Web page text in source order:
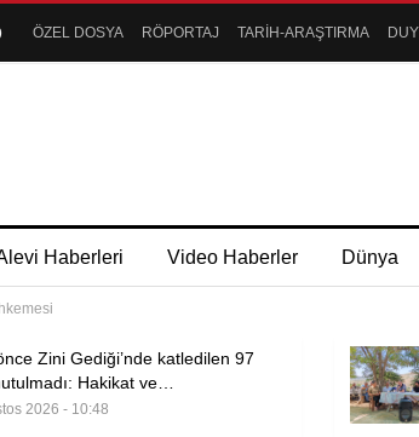
ÖZEL DOSYA RÖPORTAJ TARİH-ARAŞTIRMA
Haberleri Video Haberler Dünya
Zini Gediği’nde katledilen 97
Hakikat ve…
2026 - 10:48